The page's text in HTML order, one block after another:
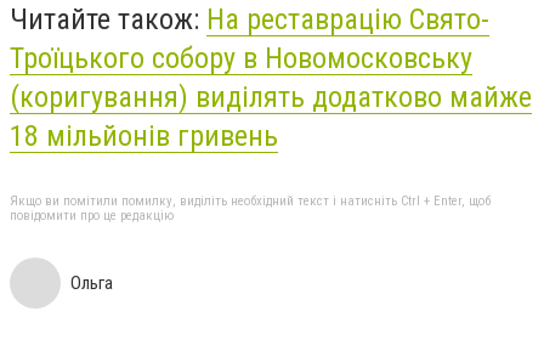
Читайте також: На реставрацію Свято-
Троїцького собору в Новомосковську
(коригування) виділять додатково майже
18 мільйонів гривень
Якщо ви помітили помилку, виділіть необхідний текст і натисніть Ctrl + Enter, щоб
повідомити про це редакцію
Ольга